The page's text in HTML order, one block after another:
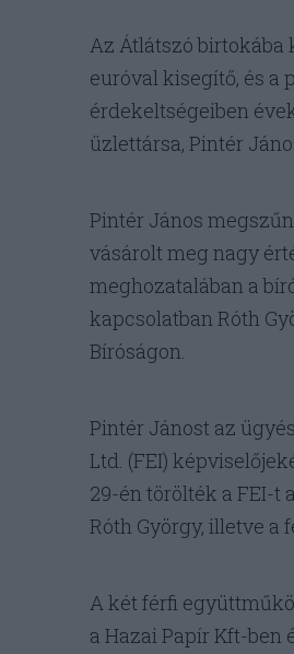
Az Átlátszó birtokába
euróval kisegítő, és a
érdekeltségeiben
üzlettársa, Pintér
Pintér János
vásárolt meg nagy
meghozatalában a
kapcsolatban Róth
Bíróságon.
Pintér Jánost az
Ltd. (FEI)
29-én törölték a FEI-t
Róth György, illetve a
A két férfi
a Hazai Papír Kft-ben